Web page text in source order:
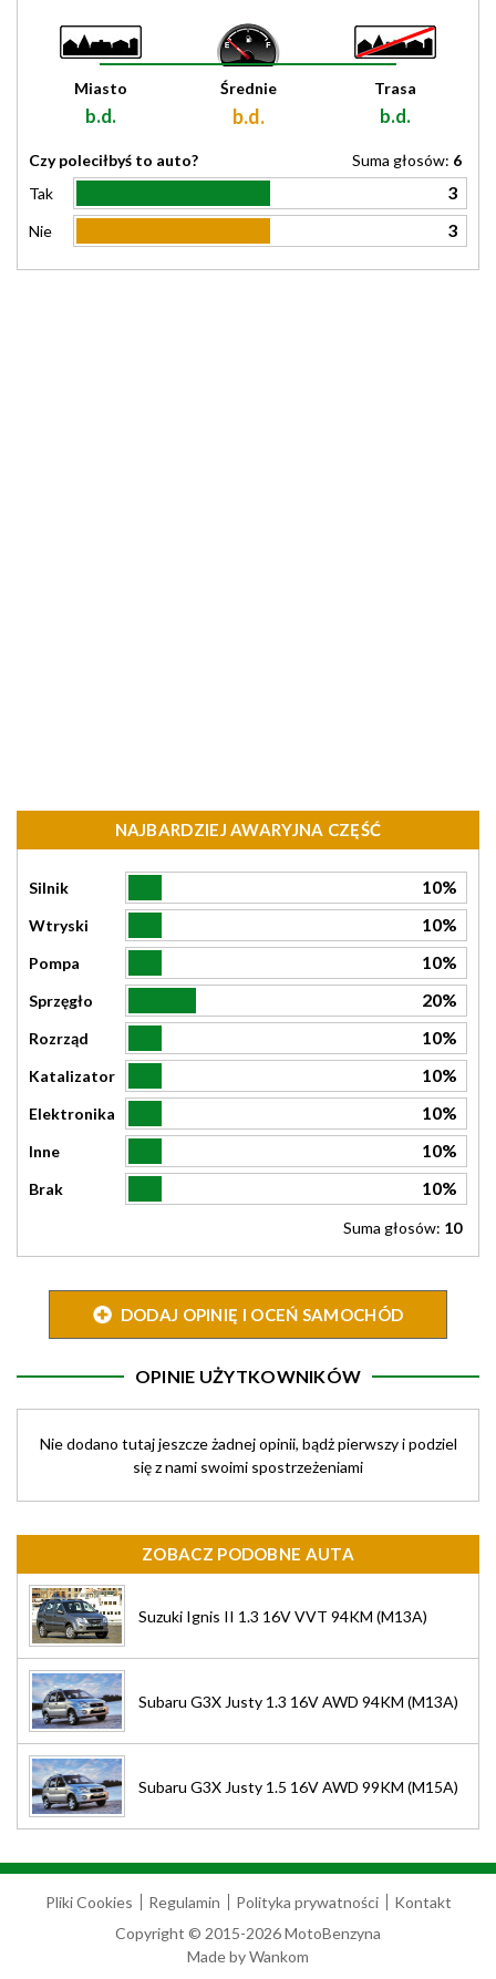
Miasto
b.d.
Średnie
b.d.
Trasa
b.d.
Czy poleciłbyś to auto? Suma głosów: 6
Tak
3
Nie 3
NAJBARDZIEJ AWARYJNA CZĘŚĆ
Silnik 10%
Wtryski 10%
Pompa 10%
Sprzęgło 20%
Rozrząd 10%
Katalizator 10%
Elektronika 10%
Inne 10%
Brak 10%
Suma głosów: 10
DODAJ OPINIĘ I OCEŃ SAMOCHÓD
OPINIE UŻYTKOWNIKÓW
Nie dodano tutaj jeszcze żadnej opinii, bądż pierwszy i podziel
się z nami swoimi spostrzeżeniami
ZOBACZ PODOBNE AUTA
Suzuki Ignis II 1.3 16V VVT 94KM (M13A)
Subaru G3X Justy 1.3 16V AWD 94KM (M13A)
Subaru G3X Justy 1.5 16V AWD 99KM (M15A)
Pliki Cookies Regulamin Polityka prywatności
Kontakt
Copyright © 2015-2026 MotoBenzyna
Made byWankom